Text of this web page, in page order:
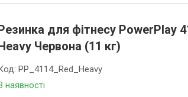
для фітнесу PowerPlay
Червона (11 кг)
наявності
PP_4114_Red_Heavy